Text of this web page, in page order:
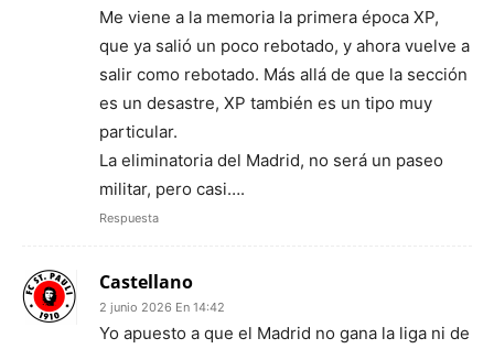
Me viene a la memoria la primera época XP,
que ya salió un poco rebotado, y ahora vuelve a
salir como rebotado. Más allá de que la sección
es un desastre, XP también es un tipo muy
particular.
La eliminatoria del Madrid, no será un paseo
militar, pero casi….
Respuesta
Castellano
2 junio 2026 En 14:42
Yo apuesto a que el Madrid no gana la liga ni de